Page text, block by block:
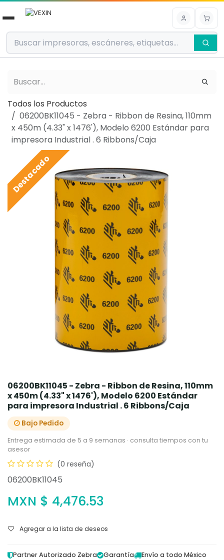
Ir al contenido
Todos los Productos
06200BK11045 - Zebra - Ribbon de Resina, 110mm
x 450m (4.33" x 1476'), Modelo 6200 Estándar para
impresora Industrial . 6 Ribbons/Caja
Destacado
06200BK11045 - Zebra - Ribbon de Resina, 110mm
x 450m (4.33" x 1476'), Modelo 6200 Estándar
para impresora Industrial . 6 Ribbons/Caja
Bajo Pedido
Entrega estimada de 5 a 9 semanas · consulta tiempos con tu
asesor
(0 reseña)
06200BK11045
MXN $ 4,476.53
Agregar a la lista de deseos
Partner Autorizado Zebra Garantía Envío a todo México